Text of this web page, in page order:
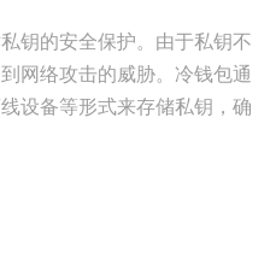
钥的安全保护。由于私钥不
网络攻击的威胁。冷钱包通
设备等形式来存储私钥，确